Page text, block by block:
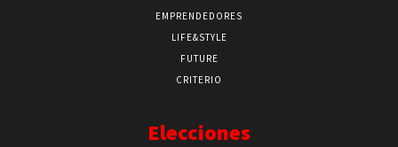
EMPRENDEDORES
LIFE&STYLE
FUTURE
CRITERIO
Elecciones